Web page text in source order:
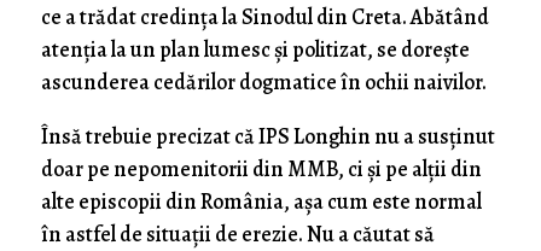
ce a trădat credința la Sinodul din Creta. Abătând
atenția la un plan lumesc și politizat, se dorește
ascunderea cedărilor dogmatice în ochii naivilor.
Însă trebuie precizat că IPS Longhin nu a susținut
doar pe nepomenitorii din MMB, ci și pe alții din
alte episcopii din România, așa cum este normal
în astfel de situații de erezie. Nu a căutat să